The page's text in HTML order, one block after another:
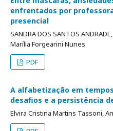
enfrentados por
presencial
SANDRA DOS SANTOS
Marília Forgearini Nunes
PDF
A alfabetização em
desafios e a persistência
Elvira Cristina Martins Tassoni,